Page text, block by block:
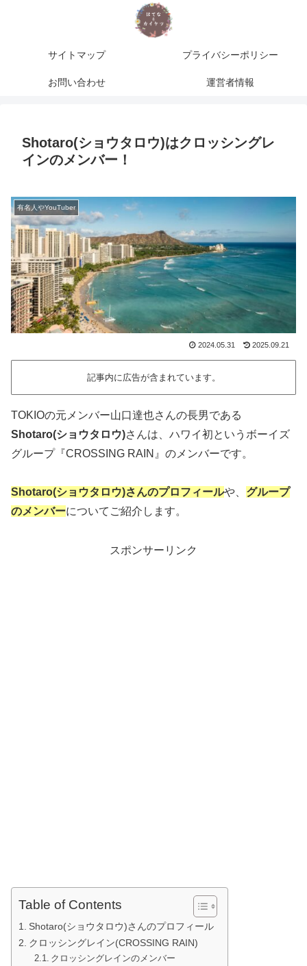
サイトマップ プライバシーポリシー
お問い合わせ 運営者情報
Shotaro(ショウタロウ)はクロッシングレ
インのメンバー！
有名人やYouTuber
2024.05.31 2025.09.21
記事内に広告が含まれています。
TOKIOの元メンバー山口達也さんの長男である
Shotaro(ショウタロウ)さんは、ハワイ初というボーイズ
グループ『CROSSING RAIN』のメンバーです。
Shotaro(ショウタロウ)さんのプロフィールや、 グループ
のメンバーについてご紹介します。
スポンサーリンク
Table of Contents
Shotaro(ショウタロウ)さんのプロフィール
クロッシングレイン(CROSSING RAIN)
クロッシングレインのメンバー